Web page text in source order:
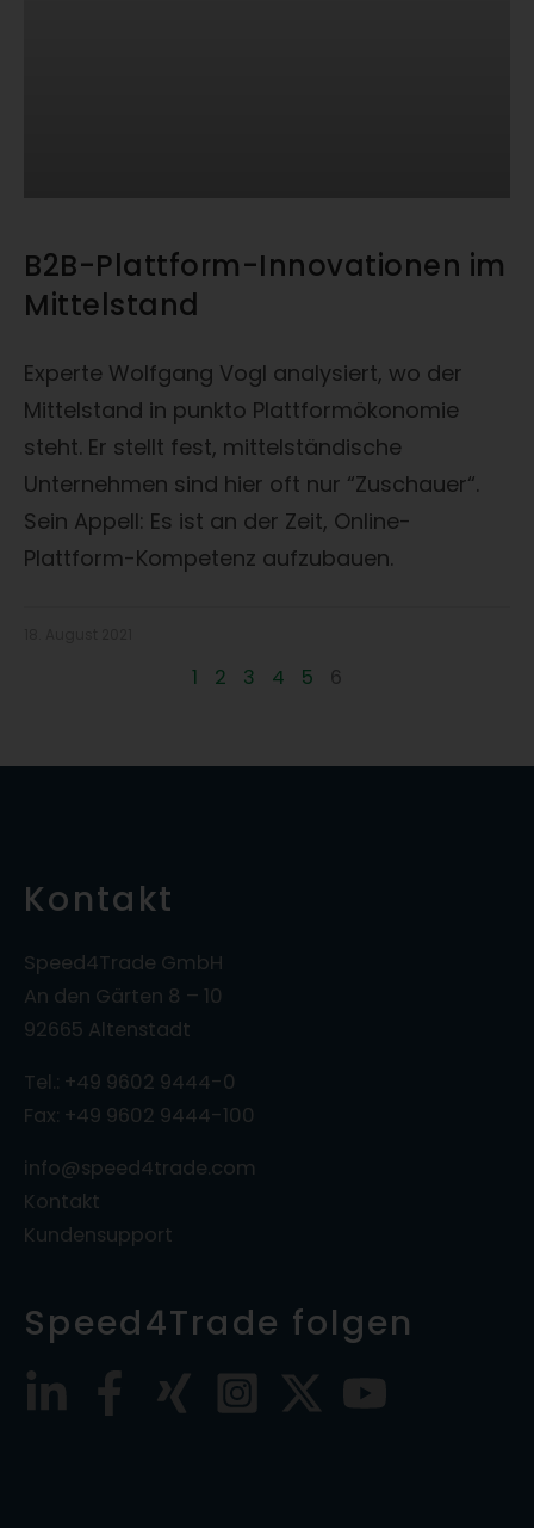
B2B-Plattform-Innovationen im
Mittelstand
Experte Wolfgang Vogl analysiert, wo der
Mittelstand in punkto Plattformökonomie
steht. Er stellt fest, mittelständische
Unternehmen sind hier oft nur “Zuschauer“.
Sein Appell: Es ist an der Zeit, Online-
Plattform-Kompetenz aufzubauen.
1 2 3 4 5 6
Kontakt
Speed4Trade GmbH
An den Gärten 8 – 10
92665 Altenstadt
Tel.: +49 9602 9444-0
Fax: +49 9602 9444-100
info@speed4trade.com
Kontakt
Kundensupport
Speed4Trade folgen